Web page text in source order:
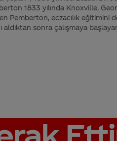
1833 yılında Knoxville,
Pemberton, eczacılık eğitimini
aldıktan sonra çalışmaya